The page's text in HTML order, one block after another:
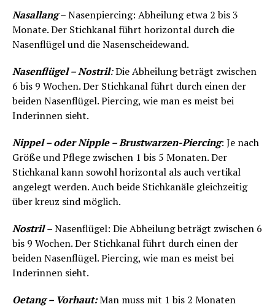
Nasallang– Nasenpiercing: Abheilung etwa 2 bis 3
Monate. Der Stichkanal führt horizontal durch die
Nasenflügel und die Nasenscheidewand.
Nasenflügel – Nostril:Die Abheilung beträgt zwischen
6 bis 9 Wochen. Der Stichkanal führt durch einen der
beiden Nasenflügel. Piercing, wie man es meist bei
Inderinnen sieht.
Nippel – oder Nipple – Brustwarzen-Piercing: Je nach
Größe und Pflege zwischen 1 bis 5 Monaten. Der
Stichkanal kann sowohl horizontal als auch vertikal
angelegt werden. Auch beide Stichkanäle gleichzeitig
über kreuz sind möglich.
Nostril–Nasenflügel: Die Abheilung beträgt zwischen 6
bis 9 Wochen. Der Stichkanal führt durch einen der
beiden Nasenflügel. Piercing, wie man es meist bei
Inderinnen sieht.
Oetang – Vorhaut:Man muss mit 1 bis 2 Monaten